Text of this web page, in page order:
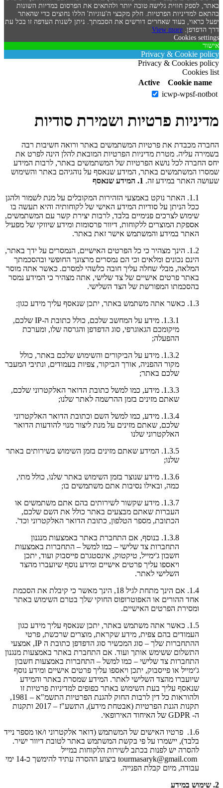
באתר, לספק חווית גלישה טובה יותר ולהתאים את הפרסום במדיות השונות
בהתאם למדיניות הפרטיות. חלק מקבצי ה'עוגיות' הללו נחוצים כדי שהאתר
יפעל כראוי, בעוד שאחרים דורשים את הסכמתך. ניתן לשנות העדפה זו בכל עת
דרך הדפדפן. View more
Cookies settings
אישור
Privacy & Cookie policy
Privacy & Cookies policy
Cookies list
Cookie name
Active
icwp-wpsf-notbot
מדיניות פרטיות ושמירת סודיות
החברה מכבדת את פרטיות המשתמשים באתר ורואה חשיבות רבה
בשמירה עליה. מטרת מדיניות הפרטיות המובאת להלן הינה לפרט את
יחס החברה לכל נושא הפרטיות של המשתמשים באתר, לרבות המידע
שמסרו המשתמשים באתר, המידע שנאסף על נוהגיהם באתר והשימוש
שעושה האתר במידע זה. 1. המידע שנאסף
1.1. האתר נוקט באמצעי הזהירות המקובלים על מנת לשמור ולהגן
ככל הניתן על סודיות המידע האישי של לקוחותיה והיא תעשה בו
שימוש לצרכים פנימיים בלבד, לרבות יצירת קשר עם המשתמשים,
אספקת המוצרים ללקוחות, דיוור פרסומות ומידע שיווקי של מפעיל
האתר במידע והמשתמש אישר זאת באתר.
1.2. הינך מצהיר כי כל הפרטים האישיים, הנמסרים על ידך באתר,
הינם נכונים ומלאים וכי הם נמסרים מרצונך החופשי ובהסכמתך
המלאה, מבלי שחלה עליך חובה כלשהי למסרם. כאשר אתה מוסר
באתר פרטים אישיים של צד שלישי, אתה מצהיר כי המידע נמסר
בהסכמתו המפורשת של הצד השלישי.
1.3. כאשר אתה משתמש באתר, יתכן שנאסף עליך מידע כגון:
1.3.1. מידע על המחשב שלכם, כולל כתובת ה-IP שלכם,
מיקומכם הגאוגרפי, סוג הדפדפן והגרסה שלו, ומערכת
ההפעלה;
1.3.2. מידע על הביקורים והשימוש שלכם באתר, כולל
מקור ההפניה, אורך הביקור, צפיות בעמודים, ונתיבי המעבר
שלכם באתר;
1.3.3. מידע, כמו למשל כתובת הדואר האלקטרוני שלכם,
שאתם מזינים בזמן ההרשמה לאתר שלנו;
1.3.4. מידע, כמו למשל השם וכתובת הדואר האלקטרוני
שלכם, שאתם מזינים על מנת ליצור מנוי להודעות הדואר
האלקטרוני שלנו
1.3.5. המידע שאתם מזינים בזמן השימוש בשירותים באתר
שלנו;
1.3.6. מידע שנוצר בזמן השימוש באתר שלנו, כולל מתי,
כמה, ובאילו נסיבות אתם משתמשים בו;
1.3.7. מידע שקשור לשירותים בהם אתם משתמשים או
העברות שאתם מבצעים באתר כולל את השם שלכם,
הכתובת, מספר הטלפון, כתובת הדואר האלקטרוני וכד'.
1.3.8. בנוסף, אם התחברת באתר באמצעות מנגנון
התחברות צד שלישי – כמו למשל – התחברות באמצעות
חשבון ג'ימייל, טיקטוק, אינסטגרם פייסבוק ועוד, יתכן
ויאספו עליך פרטים אישיים ומידע נוסף שיועברו מהצד
השלישי לאתר.
1.4. אם הינך מתחת לגיל 18, הינך מאשר כי קיבלת את הסכמת
אחד ההורים או האפוטרופוס החוקי שלך בטרם השימוש באתר
ומסירת הפרטים האישיים.
1.5. כאשר אתה משתמש באתר, יתכן שנאסף עליך מידע כגון
העמודים בהם צפית, מידע שקראת, מוצרים שרכשת, פרטי
ההתחברות שלך – סוג המכשיר סוג הדפדפן כתובת ה IP, אמצעי
התשלום ששימש אותך ועוד. אם התחברת באתר באמצעות מנגנון
התחברות צד שלישי – כמו למשל – התחברות באמצעות חשבון
ג'ימייל או פייסבוק, יתכן ויאספו עליך פרטים אישיים ומידע נוסף
שיועברו מהצד השלישי לאתר. המידע שמסרת באתר והמידע
שנאסף עליך בעת השימוש באתר כפופים למדיניות פרטיות זו
ולהוראות כל דין לרבות החוק להגנת הפרטיות התשמ"א – 1981,
תקנות הגנת הפרטיות (אבטחת מידע), התשע"ז – 2017 ותקנות
ה- GDPR של האיחוד האירופאי.
1.6. פרטיו האישים של המשתמש (דואר אלקטרוני ו/או מספר נייד
בלבד), יישמרו על פי בקשת המשתמש באתר לטובת דיוור ישיר.
להסרה יש לפנות בכתב לשירות הלקוחות במייל
tourmasaryk@gmail.com ביצוע ההסרה עתיד להימשך כ-14 ימי
עבודה, מיום קבלת הפנייה.
2. שימוש במידע